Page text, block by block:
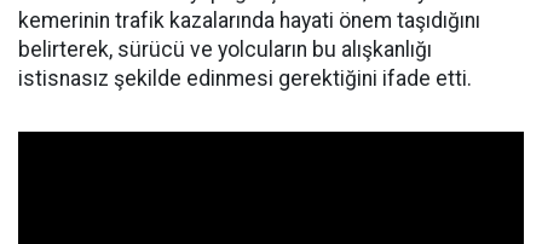
kemerinin trafik kazalarında hayati önem taşıdığını
belirterek, sürücü ve yolcuların bu alışkanlığı
istisnasız şekilde edinmesi gerektiğini ifade etti.